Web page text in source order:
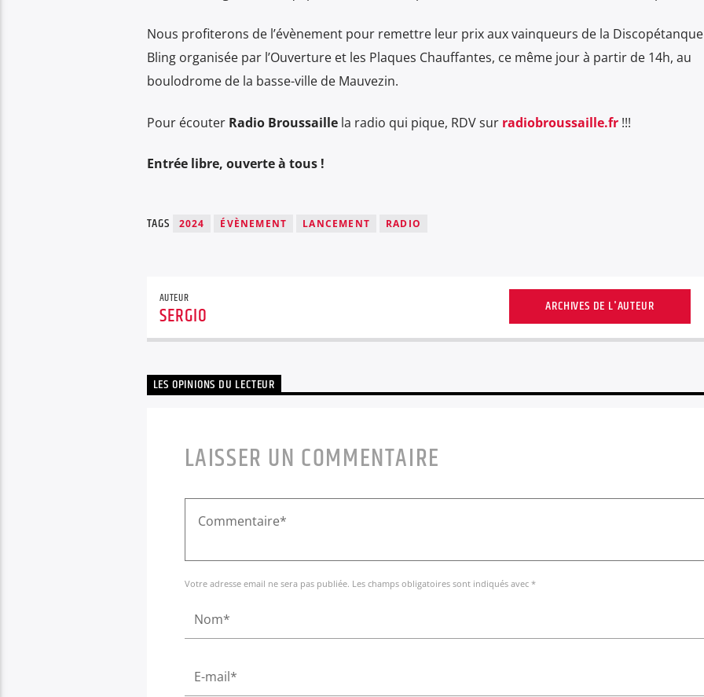
Nous profiterons de l’évènement pour remettre leur prix aux vainqueurs de la
Bling organisée par l’Ouverture et les Plaques Chauffantes, ce même jour à partir de 14h, au
boulodrome de la basse-ville de Mauvezin.
Pour écouter Radio Broussaillela radio qui pique, RDV sur radiobroussaille.fr!!!
Entrée libre, ouverte à tous !
TAGS 2024 ÉVÈNEMENT LANCEMENT RADIO
AUTEUR
SERGIO ARCHIVES DE L'AUTEUR
LES OPINIONS DU LECTEUR
LAISSER UN COMMENTAIRE
Votre adresse email ne sera pas publiée. Les champs obligatoires sont indiqués avec *